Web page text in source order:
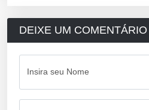
DEIXE UM COMENTÁRIO
Insira seu Nome